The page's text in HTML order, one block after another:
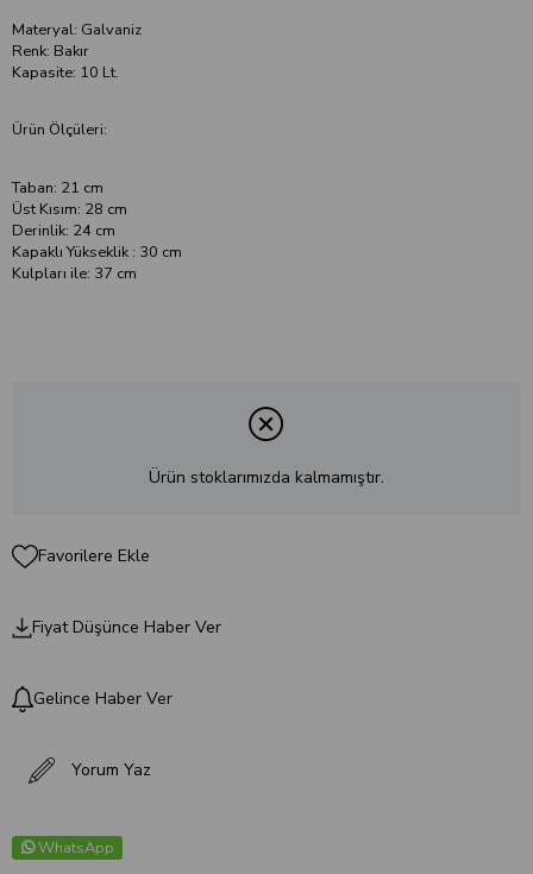
Materyal: Galvaniz
Renk: Bakır
Kapasite: 10 Lt.
Ürün Ölçüleri:
Taban: 21 cm
Üst Kısım: 28 cm
Derinlik: 24 cm
Kapaklı Yükseklik : 30 cm
Kulpları ile: 37 cm
Ürün stoklarımızda kalmamıştır.
Favorilere Ekle
Fiyat Düşünce Haber Ver
Gelince Haber Ver
Yorum Yaz
WhatsApp